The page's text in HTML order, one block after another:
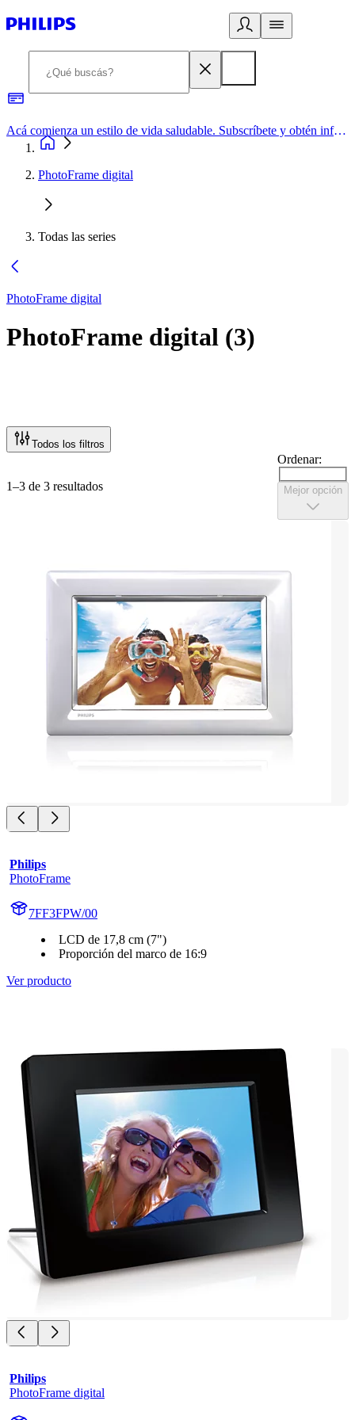
Acá comienza un estilo de vida saludable. Subscríbete y obtén información de primera mano
PhotoFrame digital
Todas las series
PhotoFrame digital
PhotoFrame digital (3)
Todos los filtros
1–3 de 3 resultados
Ordenar:
Mejor opción
Philips
PhotoFrame
7FF3FPW/00
LCD de 17,8 cm (7")
Proporción del marco de 16:9
Ver producto
Philips
PhotoFrame digital